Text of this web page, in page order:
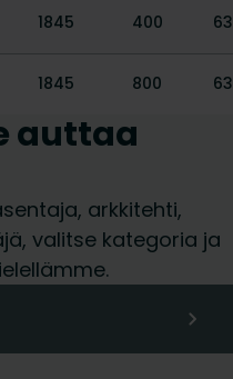
1845 400 63
1845 800 63
auttaa
arkkitehti,
valitse kategoria ja